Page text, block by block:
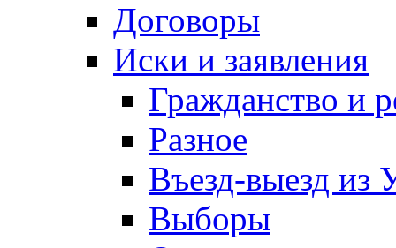
Договоры
Иски и заявления
Гражданство и
Разное
Въезд-выезд из
Выборы